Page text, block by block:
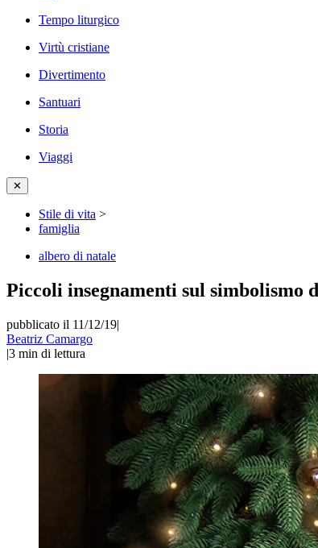
Tempo liturgico
Virtù cristiane
Divertimento
Santuari
Storia
Viaggi
✕
Stile di vita >
famiglia
albero di natale
Piccoli insegnamenti sul simbolismo
pubblicato il 11/12/19|
Beatriz Camargo
|3 min di lettura